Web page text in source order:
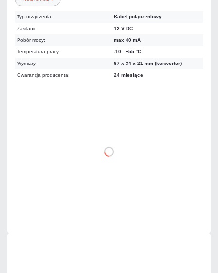
Typ urządzenia: Kabel połączeniowy
Zasilanie: 12 V DC
Pobór mocy: max 40 mA
Temperatura pracy: -10...+55 °C
Wymiary: 67 x 34 x 21 mm (konwerter)
Gwarancja producenta: 24 miesiące
DO KOSZYKA